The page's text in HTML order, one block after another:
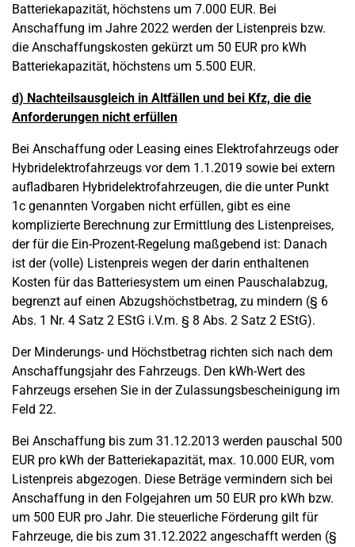
Batteriekapazität, höchstens um 7.000 EUR. Bei
Anschaffung im Jahre 2022 werden der Listenpreis bzw.
die Anschaffungskosten gekürzt um 50 EUR pro kWh
Batteriekapazität, höchstens um 5.500 EUR.
d) Nachteilsausgleich in Altfällen und bei Kfz, die die
Anforderungen nicht erfüllen
Bei Anschaffung oder Leasing eines Elektrofahrzeugs oder
Hybridelektrofahrzeugs vor dem 1.1.2019 sowie bei extern
aufladbaren Hybridelektrofahrzeugen, die die unter Punkt
1c genannten Vorgaben nicht erfüllen, gibt es eine
komplizierte Berechnung zur Ermittlung des Listenpreises,
der für die Ein-Prozent-Regelung maßgebend ist: Danach
ist der (volle) Listenpreis wegen der darin enthaltenen
Kosten für das Batteriesystem um einen Pauschalabzug,
begrenzt auf einen Abzugshöchstbetrag, zu mindern (§ 6
Abs. 1 Nr. 4 Satz 2 EStG i.V.m. § 8 Abs. 2 Satz 2 EStG).
Der Minderungs- und Höchstbetrag richten sich nach dem
Anschaffungsjahr des Fahrzeugs. Den kWh-Wert des
Fahrzeugs ersehen Sie in der Zulassungsbescheinigung im
Feld 22.
Bei Anschaffung bis zum 31.12.2013 werden pauschal 500
EUR pro kWh der Batteriekapazität, max. 10.000 EUR, vom
Listenpreis abgezogen. Diese Beträge vermindern sich bei
Anschaffung in den Folgejahren um 50 EUR pro kWh bzw.
um 500 EUR pro Jahr. Die steuerliche Förderung gilt für
Fahrzeuge, die bis zum 31.12.2022 angeschafft werden (§